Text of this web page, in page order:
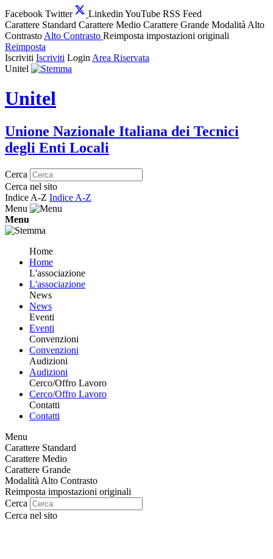
Facebook Twitter Linkedin YouTube RSS Feed
Carattere Standard Carattere Medio Carattere Grande Modalità Alto
Contrasto Alto Contrasto Reimposta impostazioni originali
Reimposta
Iscriviti Iscriviti Login Area Riservata
Unitel
Unitel
Unione Nazionale Italiana dei Tecnici
degli Enti Locali
Cerca
Cerca nel sito
Indice A-Z Indice A-Z
Menu
Menu
Home
Home
L'associazione
L'associazione
News
News
Eventi
Eventi
Convenzioni
Convenzioni
Audizioni
Audizioni
Cerco/Offro Lavoro
Cerco/Offro Lavoro
Contatti
Contatti
Menu
Carattere Standard
Carattere Medio
Carattere Grande
Modalità Alto Contrasto
Reimposta impostazioni originali
Cerca
Cerca nel sito